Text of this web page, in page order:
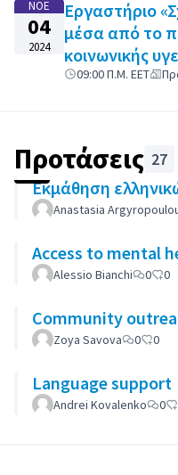
ΝΟΈ
04
2024
Εργαστήριο
μέσα από το
κοινωνικής
09:00 Π.Μ. EET
Προτάσεις 27
Εκμάθηση
Anastasia
Access to mental
Alessio Bianchi 0 0
Community
Zoya Savova 0 0
Language support
Andrei Kovalenko 0